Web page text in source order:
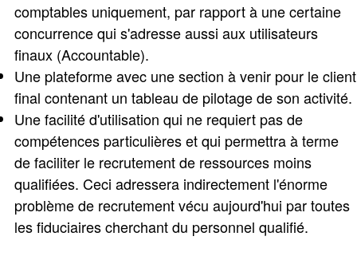
comptables uniquement, par rapport à une certaine
concurrence qui s'adresse aussi aux utilisateurs
finaux (Accountable).
Une plateforme avec une section à venir pour le client
final contenant un tableau de pilotage de son activité.
Une facilité d'utilisation qui ne requiert pas de
compétences particulières et qui permettra à terme
de faciliter le recrutement de ressources moins
qualifiées. Ceci adressera indirectement l'énorme
problème de recrutement vécu aujourd'hui par toutes
les fiduciaires cherchant du personnel qualifié.